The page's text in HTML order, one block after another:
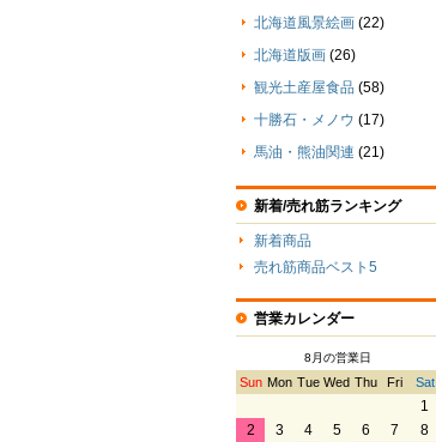
北海道風景絵画 (22)
北海道版画 (26)
観光土産屋食品 (58)
十勝石・メノウ (17)
馬油・熊油関連 (21)
新着/売れ筋ランキング
新着商品
売れ筋商品ベスト5
営業カレンダー
8月の営業日
Sun Mon Tue Wed Thu Fri Sat
1
2
3 4 5 6 7
8